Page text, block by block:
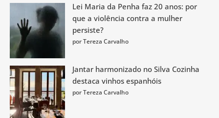
Lei Maria da Penha faz 20 anos: por
que a violência contra a mulher
persiste?
por Tereza Carvalho
Jantar harmonizado no Silva Cozinha
destaca vinhos espanhóis
por Tereza Carvalho